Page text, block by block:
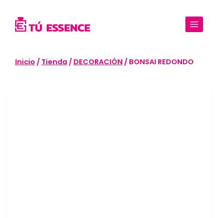
contenido
Inicio / Tienda / DECORACIÓN / BONSAI REDONDO